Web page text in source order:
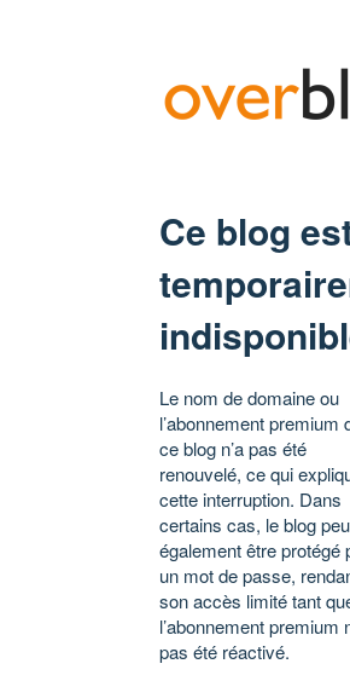
Ce blog
Le nom de domaine ou
l’abonnement premium
ce blog n’a pas été
renouvelé, ce qui
cette interruption. Dans
certains cas, le blog
également être protégé
un mot de passe,
son accès limité tant
l’abonnement premium
pas été réactivé.